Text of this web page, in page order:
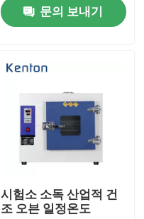
문의 보내기
시험소 소독 산업적 건
조 오븐 일정온도